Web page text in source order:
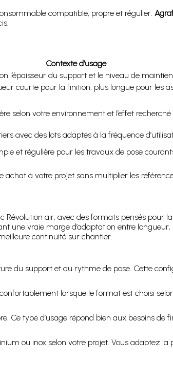
compatible, propre et régulier.
Contexte d’usage
l’épaisseur du support et le niveau de
courte pour la finition, plus longue pour les
selon votre environnement et l’effet recherché
avec des lots adaptés à la fréquence
et régulière pour les travaux de pose
à votre projet sans multiplier les
air, avec des formats pensés pour la
une vraie marge d’adaptation entre
continuité sur chantier.
du support et au rythme de pose. Cette
lorsque le format est choisi selon
Ce type d’usage répond bien aux besoins de
ou inox selon votre projet. Vous adaptez la